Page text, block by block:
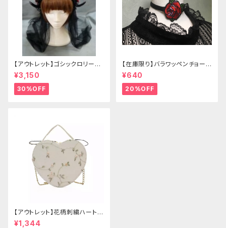
【アウトレット】ゴシックロリータ
ゴールドクラウン＆ホーン(ヴェ
ール付き)
¥3,150
30%OFF
【在庫限り】バラワッペンチョーカ
ー
¥640
20%OFF
【アウトレット】花柄刺繍ハートバ
ッグ
¥1,344